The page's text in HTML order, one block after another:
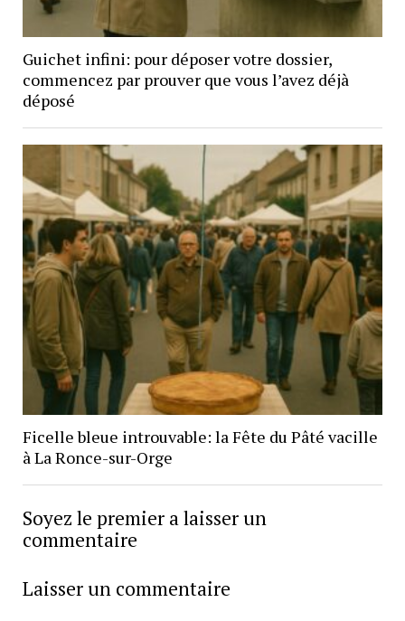
Guichet infini: pour déposer votre dossier,
commencez par prouver que vous l’avez déjà
déposé
Ficelle bleue introuvable: la Fête du Pâté vacille
à La Ronce-sur-Orge
Soyez le premier a laisser un
commentaire
Laisser un commentaire